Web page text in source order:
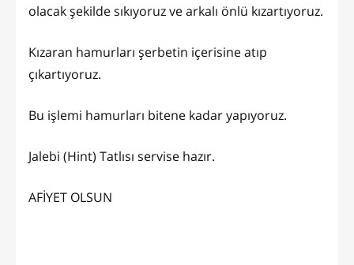
olacak şekilde sıkıyoruz ve arkalı önlü kızartıyoruz.
Kızaran hamurları şerbetin içerisine atıp
çıkartıyoruz.
Bu işlemi hamurları bitene kadar yapıyoruz.
Jalebi (Hint) Tatlısı servise hazır.
AFİYET OLSUN